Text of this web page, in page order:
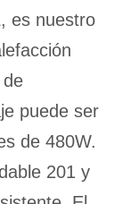
es nuestro
puede ser
de 480W.
201 y